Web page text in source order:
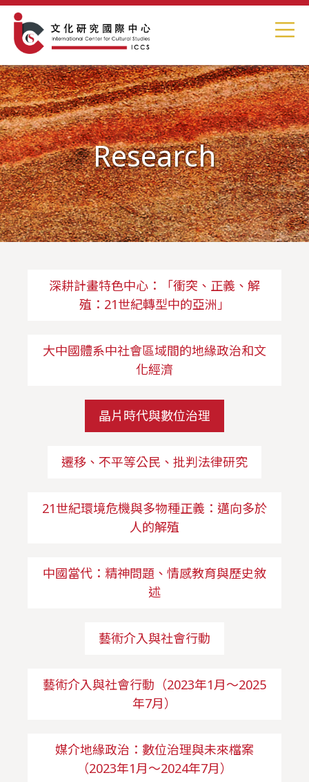
Research
深耕計畫特色中心：「衝突、正義、解
殖：21世紀轉型中的亞洲」
大中國體系中社會區域間的地緣政治和文
化經濟
晶片時代與數位治理
遷移、不平等公民、批判法律研究
21世紀環境危機與多物種正義：邁向多於
人的解殖
中國當代：精神問題、情感教育與歷史敘
述
藝術介入與社會行動
藝術介入與社會行動（2023年1月～2025
年7月）
媒介地緣政治：數位治理與未來檔案
（2023年1月～2024年7月）